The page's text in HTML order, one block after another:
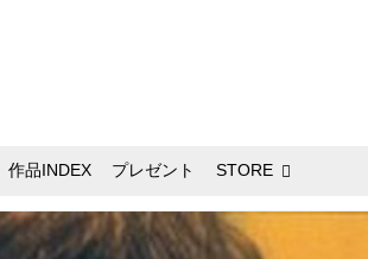
作品INDEX プレゼント STORE